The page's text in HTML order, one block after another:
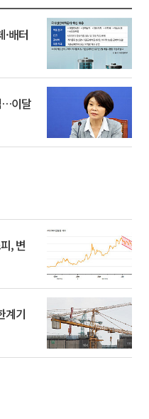
배터
…이달
, 변
계기